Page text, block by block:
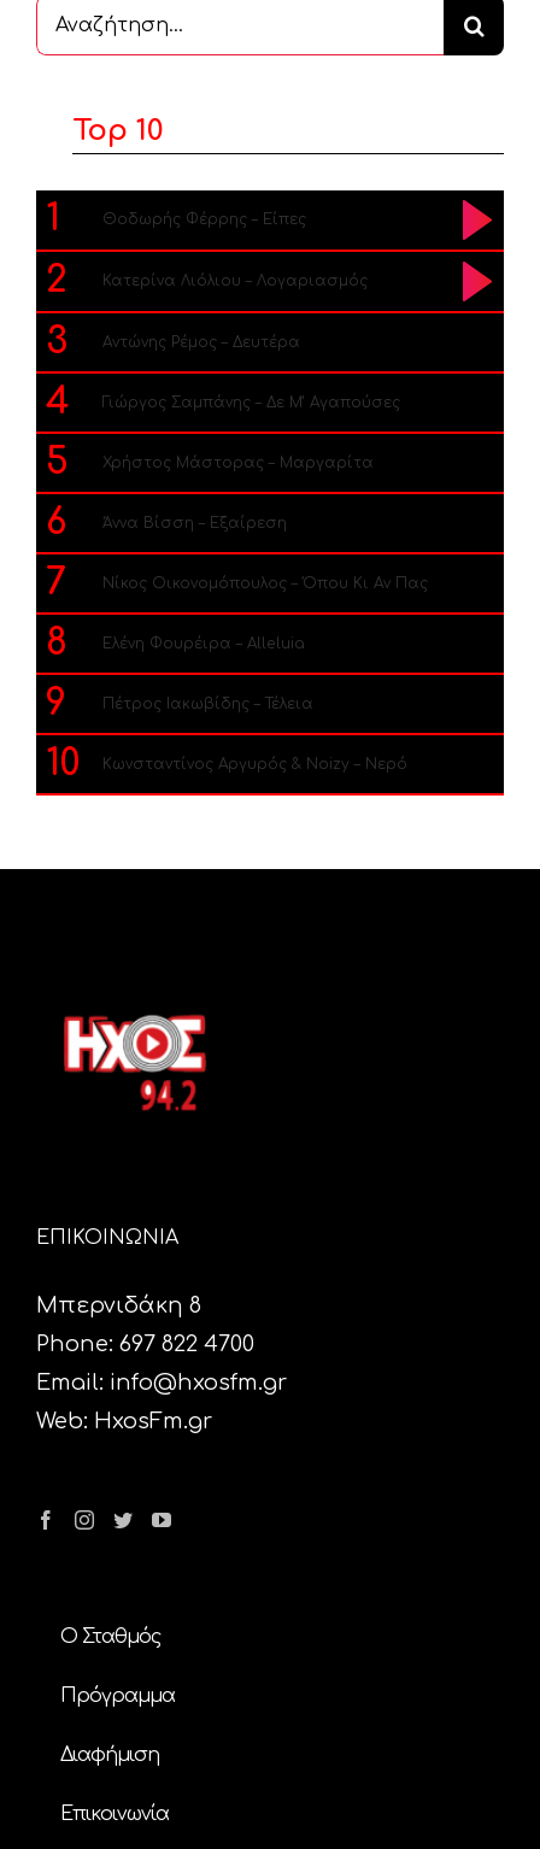
Αναζήτηση
...
Top 10
1 Θοδωρής Φέρρης – Είπες
2 Κατερίνα Λιόλιου – Λογαριασμός
3 Αντώνης Ρέμος – Δευτέρα
4 Γιώργος Σαμπάνης – Δε Μ’ Αγαπούσες
5 Χρήστος Μάστορας – Μαργαρίτα
6 Άννα Βίσση – Εξαίρεση
7 Νίκος Οικονομόπουλος – Όπου Κι Αν Πας
8 Ελένη Φουρέιρα – Alleluia
9 Πέτρος Ιακωβίδης – Τέλεια
10 Κωνσταντίνος Αργυρός & Noizy – Νερό
ΕΠΙΚΟΙΝΩΝΙΑ
Μπερνιδάκη 8
Phone: 697 822 4700
Email: info@hxosfm.gr
Web: HxosFm.gr
Ο Σταθμός
Πρόγραμμα
Διαφήμιση
Επικοινωνία